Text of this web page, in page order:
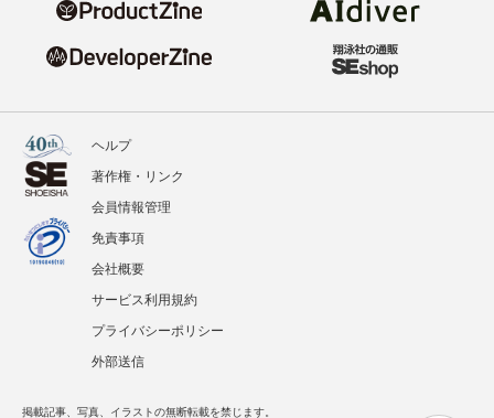
ヘルプ
著作権・リンク
会員情報管理
免責事項
会社概要
サービス利用規約
プライバシーポリシー
外部送信
掲載記事、写真、イラストの無断転載を禁じます。